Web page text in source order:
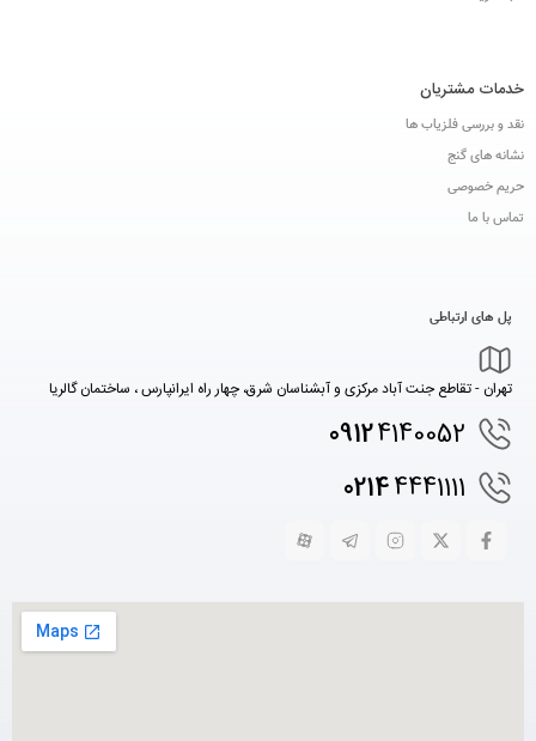
خدمات مشتریان
نقد و بررسی فلزیاب ها
نشانه های گنج
حریم خصوصی
تماس با ما
پل های ارتباطی
تهران - تقاطع جنت آباد مرکزی و آبشناسان شرق، چهار راه ایرانپارس ، ساختمان گالریا
09124140052
02144441111